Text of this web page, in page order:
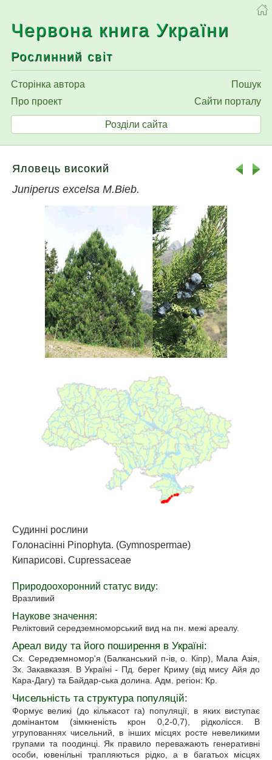
Червона книга України
Рослинний світ
Пошук
Сайти порталу
Про проект
Сторінка автора
Розділи сайта
Яловець високий
Juniperus excelsa M.Bieb.
Судинні рослини
Голонасінні Pinophyta. (Gymnospermae)
Кипарисові. Cupressaceae
Природоохоронний статус виду:
Вразливий
Наукове значення:
Реліктовий середземноморський вид на пн. межі ареалу.
Ареал виду та його поширення в Україні:
Сх. Середземномор'я (Балканський п-ів, о. Кіпр), Мала Азія,
Зх. Закавказзя. В Україні - Пд. берег Криму (від мису Айя до
Кара-Дагу) та Байдар-ська долина. Адм. регіон: Кр.
Чисельність та структура популяцій:
Формує великі (до кількасот га) популяції, в яких виступає
домінантом (зімкненість крон 0,2-0,7), рідколісся. В
угрупованнях чисельний, в інших місцях росте невеликими
групами та поодинці. Як правило переважають генеративні
особи, ювенільні трапляються рідко, а в багатьох місцях